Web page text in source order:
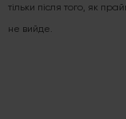
тільки після того, як
не вийде.